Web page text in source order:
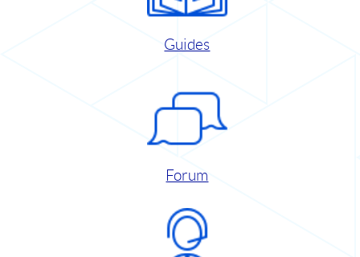
Guides
Forum